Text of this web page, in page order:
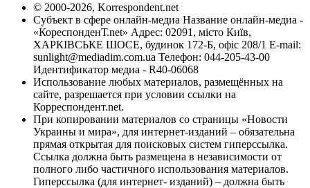
© 2000-2026, Korrespondent.net
Субъект в сфере онлайн-медиа Название онлайн-медиа -
«КореспонденТ.net» Адрес: 02091, місто Київ,
ХАРКІВСЬКЕ ШОСЕ, будинок 172-Б, офіс 208/1 E-mail:
sunlight@mediadim.com.ua Телефон: 044-205-43-00
Идентификатор медиа - R40-06068
Использование любых материалов, размещённых на
сайте, разрешается при условии ссылки на
Корреспондент.net.
При копировании материалов со страницы «Новости
Украины и мира», для интернет-изданий – обязательна
прямая открытая для поисковых систем гиперссылка.
Ссылка должна быть размещена в независимости от
полного либо частичного использования материалов.
Гиперссылка (для интернет- изданий) – должна быть